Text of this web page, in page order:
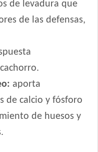
de levadura que
de las defensas,
aporta
de calcio y fósforo
de huesos y